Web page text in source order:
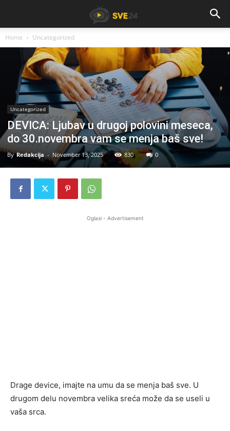
Home Uncategorized
Uncategorized
DEVICA: Ljubav u drugoj polovini meseca,
do 30.novembra vam se menja baš sve!
By Redakcija - November 13, 2025 830 0
Oglasi - Advertisement
Drage device, imajte na umu da se menja baš sve. U
drugom delu novembra velika sreća može da se useli u
vaša srca.